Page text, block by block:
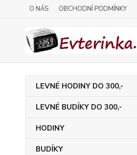
O NÁS OBCHODNÍ PODMÍNKY
LEVNÉ HODINY DO 300,-
LEVNÉ BUDÍKY DO 300,-
HODINY
BUDÍKY